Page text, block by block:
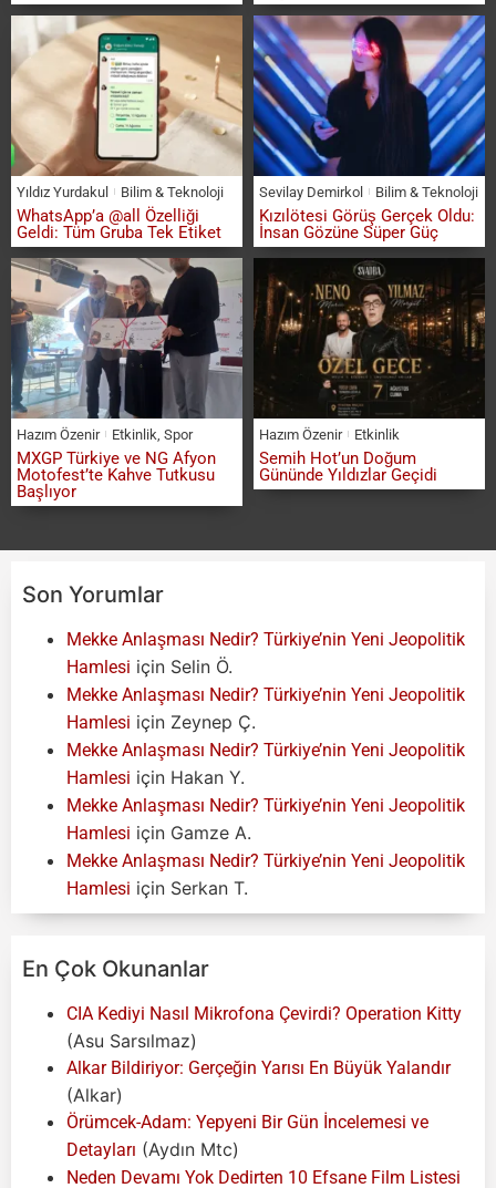
Yıldız Yurdakul Bilim & Teknoloji
WhatsApp’a @all Özelliği
Geldi: Tüm Gruba Tek Etiket
Sevilay Demirkol Bilim & Teknoloji
Kızılötesi Görüş Gerçek Oldu:
İnsan Gözüne Süper Güç
Hazım Özenir Etkinlik Spor
MXGP Türkiye ve NG Afyon
Motofest’te Kahve Tutkusu
Başlıyor
Hazım Özenir Etkinlik
Semih Hot’un Doğum
Gününde Yıldızlar Geçidi
Son Yorumlar
Mekke Anlaşması Nedir? Türkiye’nin Yeni Jeopolitik
Hamlesi için Selin Ö.
Mekke Anlaşması Nedir? Türkiye’nin Yeni Jeopolitik
Hamlesi için Zeynep Ç.
Mekke Anlaşması Nedir? Türkiye’nin Yeni Jeopolitik
Hamlesi için Hakan Y.
Mekke Anlaşması Nedir? Türkiye’nin Yeni Jeopolitik
Hamlesi için Gamze A.
Mekke Anlaşması Nedir? Türkiye’nin Yeni Jeopolitik
Hamlesi için Serkan T.
En Çok Okunanlar
CIA Kediyi Nasıl Mikrofona Çevirdi? Operation Kitty
(Asu Sarsılmaz)
Alkar Bildiriyor: Gerçeğin Yarısı En Büyük Yalandır
(Alkar)
Örümcek-Adam: Yepyeni Bir Gün İncelemesi ve
Detayları (Aydın Mtc)
Neden Devamı Yok Dedirten 10 Efsane Film Listesi